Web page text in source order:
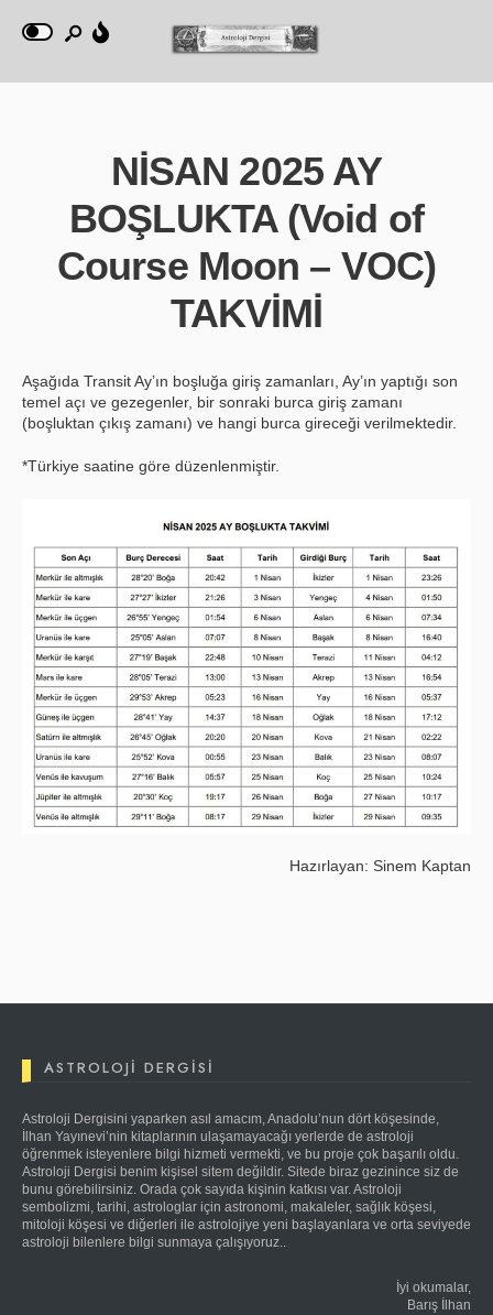
NİSAN 2025 AY
BOŞLUKTA (Void of
Course Moon – VOC)
TAKVİMİ
Aşağıda Transit Ay’ın boşluğa giriş zamanları, Ay’ın yaptığı son
temel açı ve gezegenler, bir sonraki burca giriş zamanı
(boşluktan çıkış zamanı) ve hangi burca gireceği verilmektedir.
*Türkiye saatine göre düzenlenmiştir.
Hazırlayan: Sinem Kaptan
ASTROLOJI DERGISI
Astroloji Dergisini yaparken asıl amacım, Anadolu’nun dört köşesinde,
İlhan Yayınevi’nin kitaplarının ulaşamayacağı yerlerde de astroloji
öğrenmek isteyenlere bilgi hizmeti vermekti, ve bu proje çok başarılı oldu.
Astroloji Dergisi benim kişisel sitem değildir. Sitede biraz gezinince siz de
bunu görebilirsiniz. Orada çok sayıda kişinin katkısı var. Astroloji
sembolizmi, tarihi, astrologlar için astronomi, makaleler, sağlık köşesi,
mitoloji köşesi ve diğerleri ile astrolojiye yeni başlayanlara ve orta seviyede
astroloji bilenlere bilgi sunmaya çalışıyoruz..
İyi okumalar,
Barış İlhan